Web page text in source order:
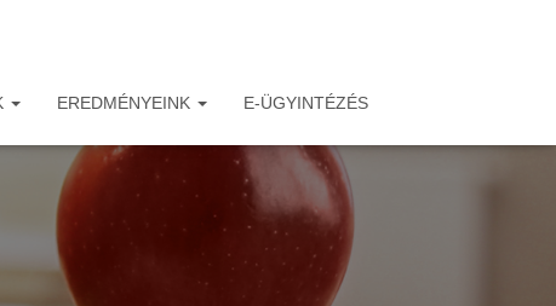
EREDMÉNYEINK E-ÜGYINTÉZÉS